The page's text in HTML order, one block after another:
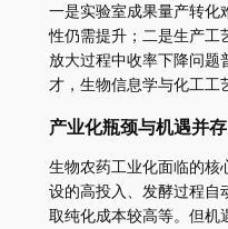
一是实验室成果量产转化
性仍需提升；二是生产工
放大过程中收率下降问题
才，生物信息学与化工工
产业化瓶颈与机遇并存
生物农药工业化面临的核
设的高投入、发酵过程自
取纯化成本较高等。但